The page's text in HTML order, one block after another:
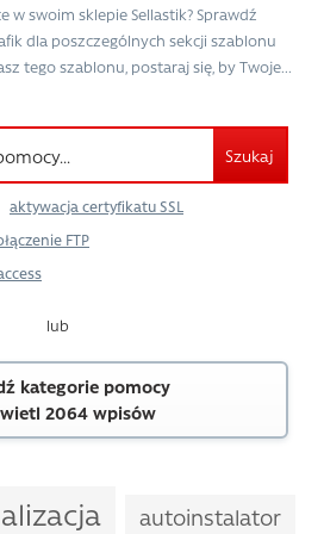
w swoim sklepie Sellastik? Sprawdź
dla poszczególnych sekcji szablonu
tego szablonu, postaraj się, by Twoje...
Szukaj
aktywacja certyfikatu SSL
FTP
lub
kategorie pomocy
2064 wpisów
autoinstalator